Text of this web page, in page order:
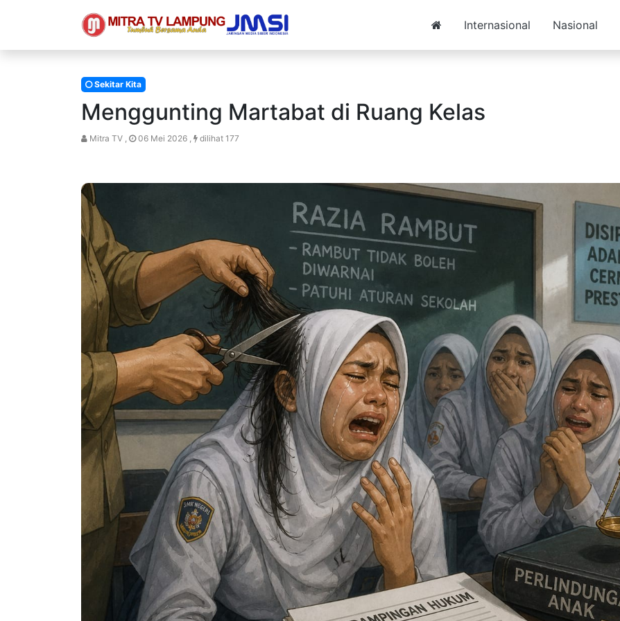
Internasional Nasional
Sekitar Kita
Menggunting Martabat di Ruang Kelas
Mitra TV , 06 Mei 2026 , dilihat 177